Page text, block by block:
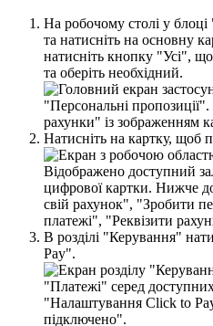
На робочому столі у блоці
та натисніть на основну ка
натисніть кнопку "Усі", що
та оберіть необхідний.
Натисніть на картку, щоб п
В розділі "Керування" нати
Pay".